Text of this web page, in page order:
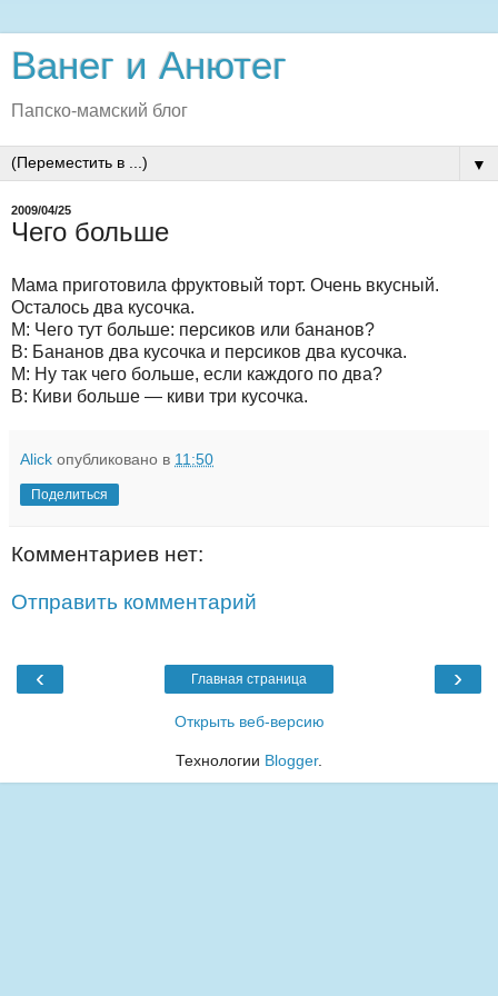
Ванег и Анютег
Папско-мамский блог
▼
2009/04/25
Чего больше
Мама приготовила фруктовый торт. Очень вкусный.
Осталось два кусочка.
М: Чего тут больше: персиков или бананов?
В: Бананов два кусочка и персиков два кусочка.
М: Ну так чего больше, если каждого по два?
В: Киви больше — киви три кусочка.
Alick опубликовано в 11:50
Поделиться
Комментариев нет:
Отправить комментарий
‹ ›
Главная страница
Открыть веб-версию
Технологии Blogger.